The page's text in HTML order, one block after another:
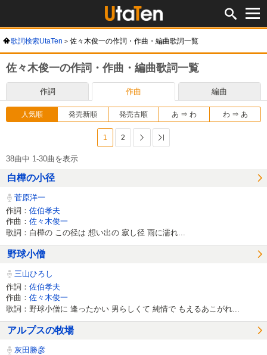
歌詞検索UtaTen 佐々木俊一の作詞・作曲・編曲歌詞一覧
佐々木俊一の作詞・作曲・編曲歌詞一覧
作詞 作曲 編曲
人気順 発売新順 発売古順 あ ⇒ わ わ ⇒ あ
1 2 次へ
38曲中 1-30曲を表示
白樺の小径
菅原洋一
作詞： 佐伯孝夫
作曲： 佐々木俊一
歌詞：白樺の この径は 想い出の 寂し径 雨に濡れ...
野球小僧
三山ひろし
作詞： 佐伯孝夫
作曲： 佐々木俊一
歌詞：野球小僧に 逢ったかい 男らしくて 純情で もえるあこがれ...
アルプスの牧場
灰田勝彦